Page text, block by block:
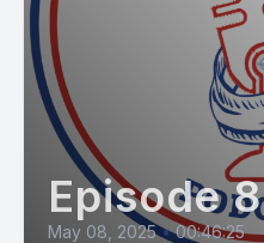
Episode 8
May 08, 2025 • 00:46:25